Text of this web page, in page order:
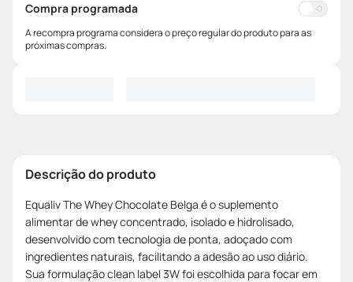
Compra programada
A recompra programa considera o preço regular do produto para as
próximas compras.
Descrição do produto
Equaliv The Whey Chocolate Belga é o suplemento
alimentar de whey concentrado, isolado e hidrolisado,
desenvolvido com tecnologia de ponta, adoçado com
ingredientes naturais, facilitando a adesão ao uso diário.
Sua formulação clean label 3W foi escolhida para focar em